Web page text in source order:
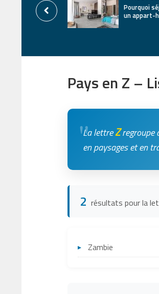
Pourquoi
un appart-
Pays en Z –
La lettreZregroupe
en paysages et en
2 résultats pour la
Zambie